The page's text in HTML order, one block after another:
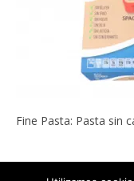
Fine Pasta: Pasta sin